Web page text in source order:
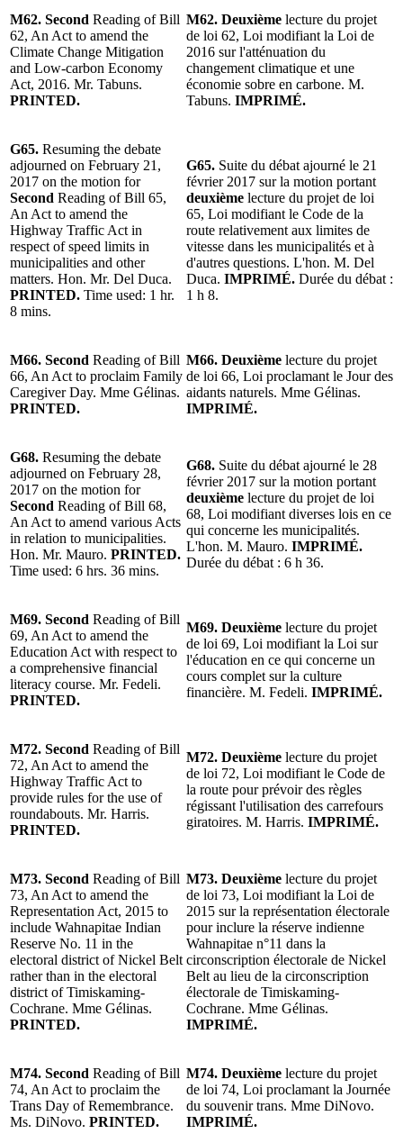
M62. Second Reading of Bill
62, An Act to amend the
Climate Change Mitigation
and Low-carbon Economy
Act, 2016. Mr. Tabuns.
PRINTED.
M62. Deuxième lecture du projet
de loi 62, Loi modifiant la Loi de
2016 sur l'atténuation du
changement climatique et une
économie sobre en carbone. M.
Tabuns. IMPRIMÉ.
G65. Resuming the debate
adjourned on February 21,
2017 on the motion for
Second Reading of Bill 65,
An Act to amend the
Highway Traffic Act in
respect of speed limits in
municipalities and other
matters. Hon. Mr. Del Duca.
PRINTED. Time used: 1 hr.
8 mins.
G65. Suite du débat ajourné le 21
février 2017 sur la motion portant
deuxième lecture du projet de loi
65, Loi modifiant le Code de la
route relativement aux limites de
vitesse dans les municipalités et à
d'autres questions. L'hon. M. Del
Duca. IMPRIMÉ. Durée du débat :
1 h 8.
M66. Second Reading of Bill
66, An Act to proclaim Family
Caregiver Day. Mme Gélinas.
PRINTED.
M66. Deuxième lecture du projet
de loi 66, Loi proclamant le Jour des
aidants naturels. Mme Gélinas.
IMPRIMÉ.
G68. Resuming the debate
adjourned on February 28,
2017 on the motion for
Second Reading of Bill 68,
An Act to amend various Acts
in relation to municipalities.
Hon. Mr. Mauro. PRINTED.
Time used: 6 hrs. 36 mins.
G68. Suite du débat ajourné le 28
février 2017 sur la motion portant
deuxième lecture du projet de loi
68, Loi modifiant diverses lois en ce
qui concerne les municipalités.
L'hon. M. Mauro. IMPRIMÉ.
Durée du débat : 6 h 36.
M69. Second Reading of Bill
69, An Act to amend the
Education Act with respect to
a comprehensive financial
literacy course. Mr. Fedeli.
PRINTED.
M69. Deuxième lecture du projet
de loi 69, Loi modifiant la Loi sur
l'éducation en ce qui concerne un
cours complet sur la culture
financière. M. Fedeli. IMPRIMÉ.
M72. Second Reading of Bill
72, An Act to amend the
Highway Traffic Act to
provide rules for the use of
roundabouts. Mr. Harris.
PRINTED.
M72. Deuxième lecture du projet
de loi 72, Loi modifiant le Code de
la route pour prévoir des règles
régissant l'utilisation des carrefours
giratoires. M. Harris. IMPRIMÉ.
M73. Second Reading of Bill
73, An Act to amend the
Representation Act, 2015 to
include Wahnapitae Indian
Reserve No. 11 in the
electoral district of Nickel Belt
rather than in the electoral
district of Timiskaming-
Cochrane. Mme Gélinas.
PRINTED.
M73. Deuxième lecture du projet
de loi 73, Loi modifiant la Loi de
2015 sur la représentation électorale
pour inclure la réserve indienne
Wahnapitae n°11 dans la
circonscription électorale de Nickel
Belt au lieu de la circonscription
électorale de Timiskaming-
Cochrane. Mme Gélinas.
IMPRIMÉ.
M74. Second Reading of Bill
74, An Act to proclaim the
Trans Day of Remembrance.
Ms. DiNovo. PRINTED.
M74. Deuxième lecture du projet
de loi 74, Loi proclamant la Journée
du souvenir trans. Mme DiNovo.
IMPRIMÉ.